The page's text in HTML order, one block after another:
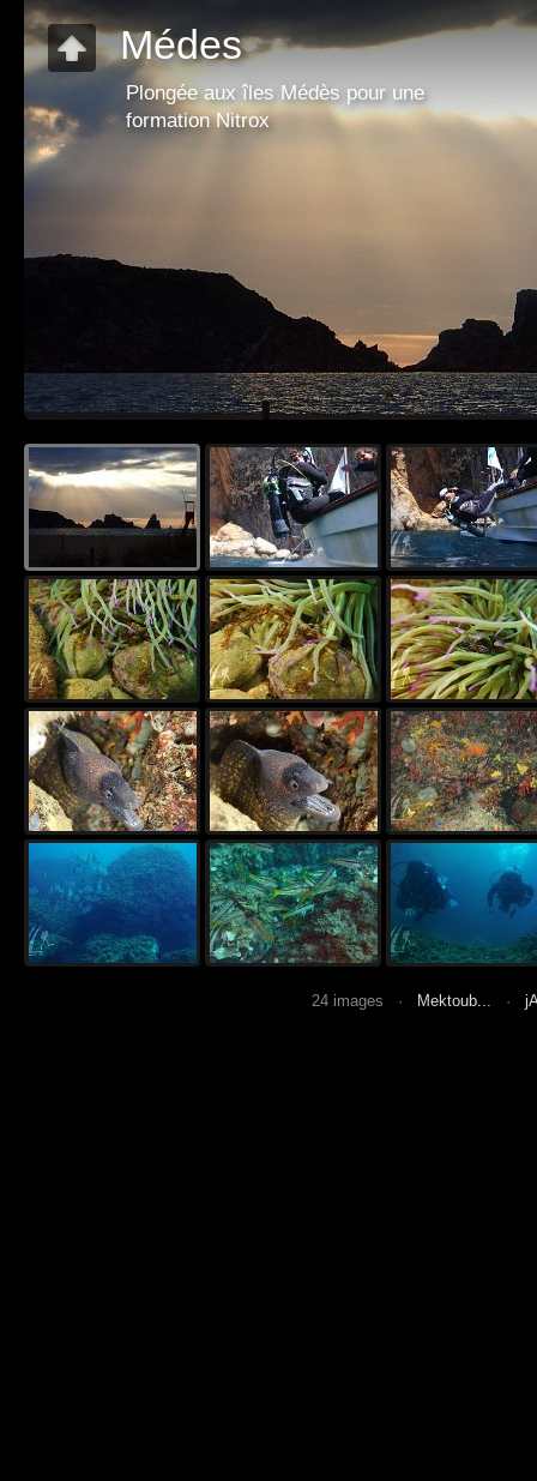
Médes
Plongée aux îles Médès pour une
formation Nitrox
24 images · Mektoub... ·